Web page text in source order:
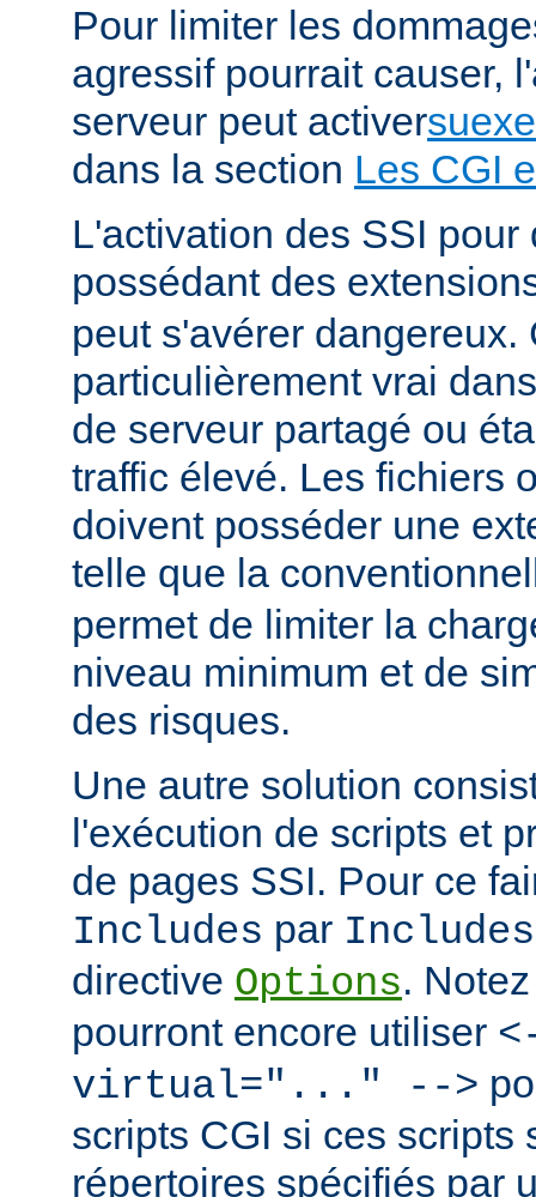
Pour limiter les
agressif pourrait causer,
serveur peut activer
dans la section Les CGI
L'activation des SSI pour
possédant des
peut s'avérer dangereux.
particulièrement vrai
de serveur partagé ou
traffic élevé. Les fichiers
doivent posséder une
telle que la
permet de limiter la
niveau minimum et de
des risques.
Une autre solution
l'exécution de scripts et
de pages SSI. Pour ce
Includes par
directive Options.
pourront encore utiliser
virtual="..." -->
scripts CGI si ces scripts
répertoires spécifiés par